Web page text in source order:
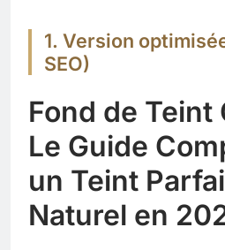
1. Version
SEO)
Fond de Teint
Le Guide
un Teint
Naturel en